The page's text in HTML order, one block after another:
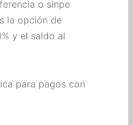
o sinpe
la opción de
y el saldo al
para pagos con
Pedido Mínimo 30